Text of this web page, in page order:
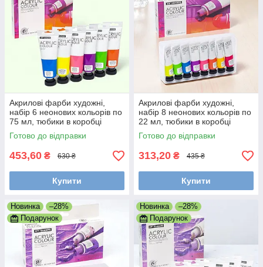
Акрилові фарби художні,
набір 6 неонових кольорів по
75 мл, тюбики в коробці
Готово до відправки
453,60 ₴ 630 ₴
Купити
Акрилові фарби художні,
набір 8 неонових кольорів по
22 мл, тюбики в коробці
Готово до відправки
313,20 ₴ 435 ₴
Купити
Новинка
–28%
Подарунок
Новинка
–28%
Подарунок